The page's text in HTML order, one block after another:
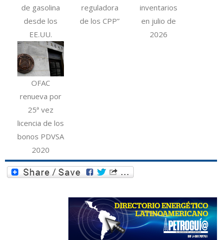
de gasolina
desde los
EE.UU.
reguladora
de los CPP”
inventarios
en julio de
2026
OFAC
renueva por
25ª vez
licencia de los
bonos PDVSA
2020